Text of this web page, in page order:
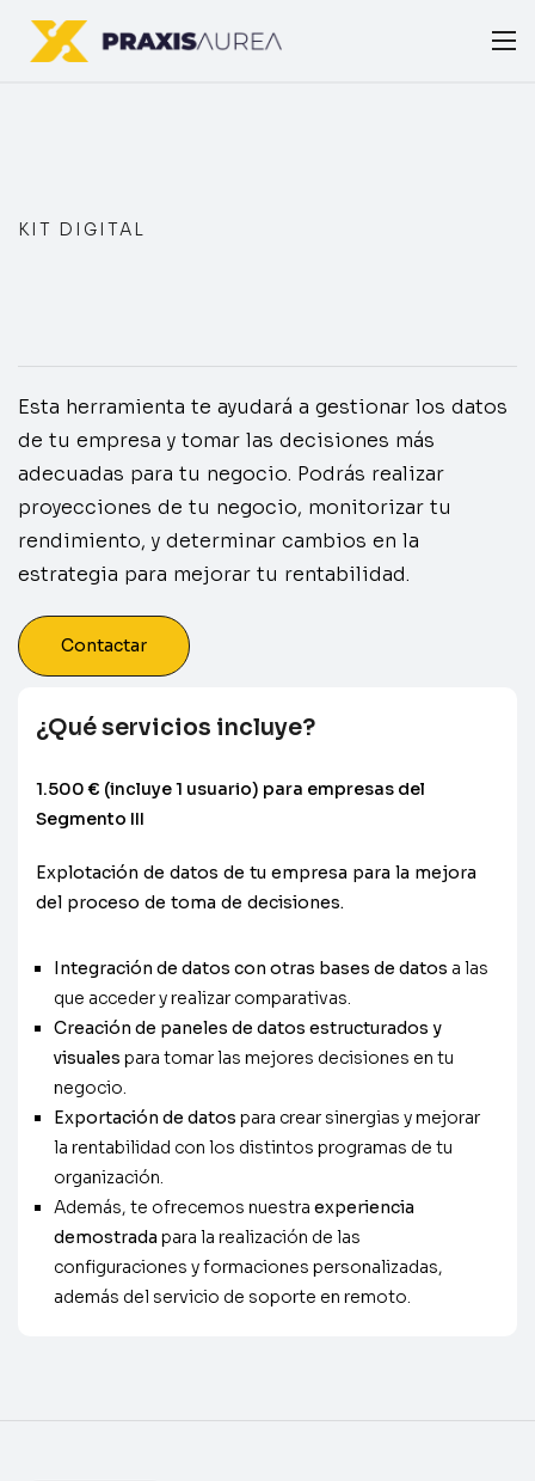
KIT DIGITAL
Esta herramienta te ayudará a gestionar los datos
de tu empresa y tomar las decisiones más
adecuadas para tu negocio. Podrás realizar
proyecciones de tu negocio, monitorizar tu
rendimiento, y determinar cambios en la
estrategia para mejorar tu rentabilidad.
Contactar
¿Qué servicios incluye?
1.500 € (incluye 1 usuario) para empresas del
Segmento III
Explotación de datos de tu empresa para la mejora
del proceso de toma de decisiones.
Integración de datos con otras bases de datos a las
que acceder y realizar comparativas.
Creación de paneles de datos estructurados y
visuales para tomar las mejores decisiones en tu
negocio.
Exportación de datos para crear sinergias y mejorar
la rentabilidad con los distintos programas de tu
organización.
Además, te ofrecemos nuestra experiencia
demostrada para la realización de las
configuraciones y formaciones personalizadas,
además del servicio de soporte en remoto.